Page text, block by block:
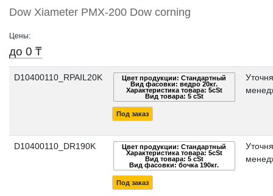
Dow Xiameter PMX-200 Dow corning
Цены:
до 0 ₸
D10400110_RPAIL20K
Цвет продукции: Стандартный
Вид фасовки: ведро 20кг.
Характеристика товара: 5cSt
Вид товара: 5 cSt
Под заказ
D10400110_DR190K
Цвет продукции: Стандартный
Характеристика товара: 5cSt
Вид товара: 5 cSt
Вид фасовки: бочка 190кг.
Под заказ